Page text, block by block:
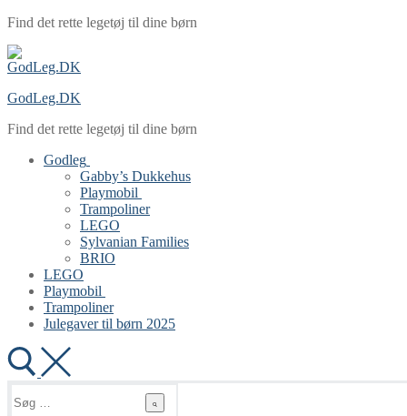
Spring
indhold
Menu
Luk
Find det rette legetøj til dine børn
GodLeg.DK
Find det rette legetøj til dine børn
Godleg
Gabby’s Dukkehus
Playmobil
Trampoliner
LEGO
Sylvanian Families
BRIO
LEGO
Playmobil
Trampoliner
Julegaver til børn 2025
efter: